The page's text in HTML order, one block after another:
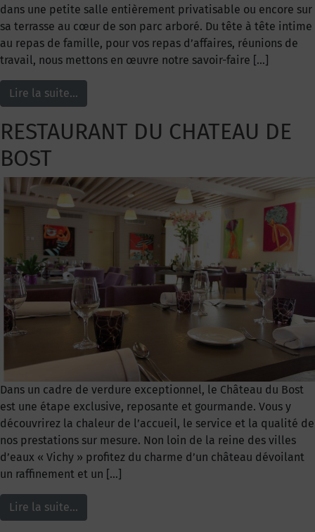
dans une petite salle entièrement privatisable ou encore sur
sa terrasse au cœur de son parc arboré. Du tête à tête intime
au repas de famille, pour vos repas d’affaires, réunions de
travail, nous mettons en œuvre notre savoir-faire […]
Lire la suite…
RESTAURANT DU CHATEAU DE
BOST
Dans un cadre de verdure exceptionnel, le Château du Bost
est une étape exclusive, reposante et gourmande. Vous y
découvrirez la chaleur de l’accueil, le service et la qualité de
nos prestations sur mesure. Non loin de la reine des villes
d’eaux « Vichy » profitez du charme d’un château dévoilant
un raffinement et un […]
Lire la suite…